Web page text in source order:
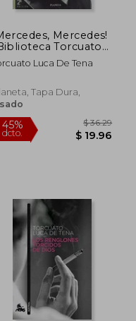
45%
dcto.
Mercedes!
Torcuato
de Tena)
Luca De Tena
Tapa Dura,